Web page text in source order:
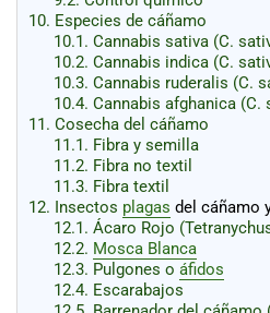
10. Especies de cáñamo
10.1. Cannabis sativa (C.
10.2. Cannabis indica (C.
10.3. Cannabis ruderalis (C.
10.4. Cannabis afghanica (C.
11. Cosecha del cáñamo
11.1. Fibra y semilla
11.2. Fibra no textil
11.3. Fibra textil
12. Insectos plagas del cáñamo
12.1. Ácaro Rojo
12.2. Mosca Blanca
12.3. Pulgones o áfidos
12.4. Escarabajos